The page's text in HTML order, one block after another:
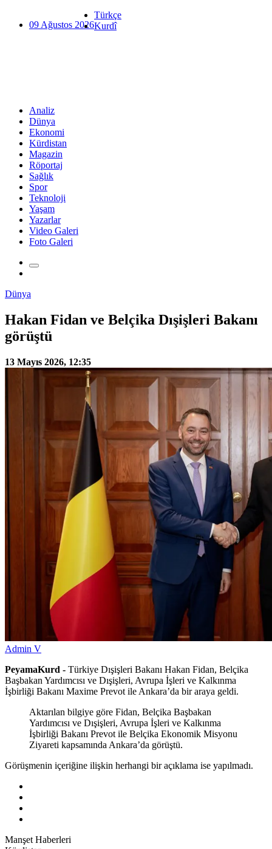
09 Ağustos 2026
Türkçe
Kurdî
Analiz
Dünya
Ekonomi
Kürdistan
Magazin
Röportaj
Sağlık
Spor
Teknoloji
Yaşam
Yazarlar
Video Galeri
Foto Galeri
Dünya
Hakan Fidan ve Belçika Dışişleri Bakanı
görüştü
13 Mayıs 2026, 12:35
Admin V
PeyamaKurd - Türkiye Dışişleri Bakanı Hakan Fidan, Belçika
Başbakan Yardımcısı ve Dışişleri, Avrupa İşleri ve Kalkınma
İşbirliği Bakanı Maxime Prevot ile Ankara’da bir araya geldi.
Aktarılan bilgiye göre Fidan, Belçika Başbakan
Yardımcısı ve Dışişleri, Avrupa İşleri ve Kalkınma
İşbirliği Bakanı Prevot ile Belçika Ekonomik Misyonu
Ziyareti kapsamında Ankara’da görüştü.
Görüşmenin içeriğine ilişkin herhangi bir açıklama ise yapılmadı.
Manşet Haberleri